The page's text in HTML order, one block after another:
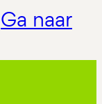
Ga naar